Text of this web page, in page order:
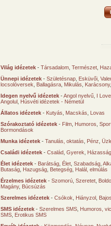
Világ idézetek - Társadalom Természet
Ünnepi idézetek - Születésnap Esküvői
locsolóversek
Ballagásra Mikulás Karácsony
Idegen nyelvű idézetek -Angol nyelvű I
Angolul Húsvéti idézetek - Németül
Állatos idézetek - Kutyás Macskás
Lovas
Szórakoztató idézetek - Film Humoros
Bormondások
Munka idézetek - Tanulás, oktatás Pénz
Családi idézetek - Család Gyerek
Élet idézetek - Barátság Élet Szabadság
Butaság Hazugság Betegség Halál, elmúlás
Érzelmes idézetek - Szomorú Szeretet
Magány, Búcsúzás
Szerelmes idézetek - Csókok Hiányzol
SMS idézetek - Szerelmes SMS Humoros,
SMS Erotikus SMS